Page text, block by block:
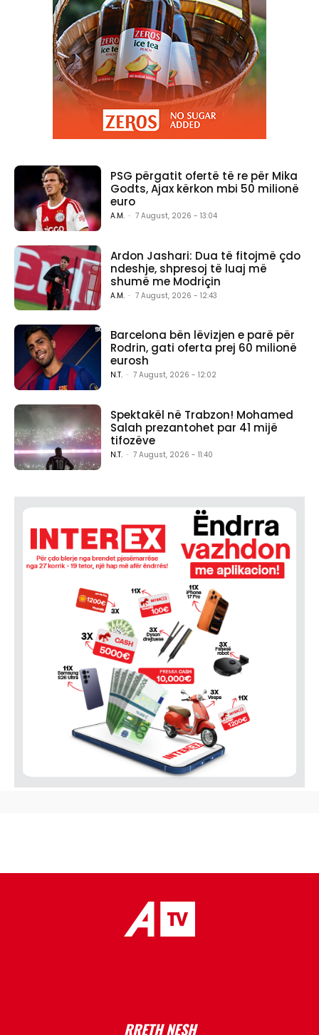
PSG përgatit ofertë të re për Mika
Godts, Ajax kërkon mbi 50 milionë
euro
A.M. - 7 August, 2026 - 13:04
Ardon Jashari: Dua të fitojmë çdo
ndeshje, shpresoj të luaj më
shumë me Modriçin
A.M. - 7 August, 2026 - 12:43
Barcelona bën lëvizjen e parë për
Rodrin, gati oferta prej 60 milionë
eurosh
N.T. - 7 August, 2026 - 12:02
Spektakël në Trabzon! Mohamed
Salah prezantohet par 41 mijë
tifozëve
N.T. - 7 August, 2026 - 11:40
RRETH NESH